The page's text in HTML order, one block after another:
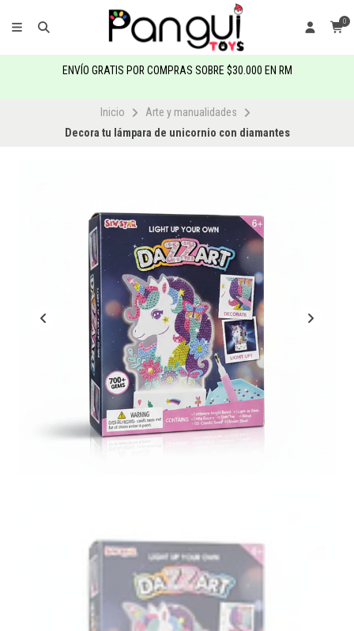
0
ENVÍO GRATIS POR COMPRAS SOBRE $30.000 EN RM
Inicio
Arte y manualidades
Decora tu lámpara de unicornio con diamantes